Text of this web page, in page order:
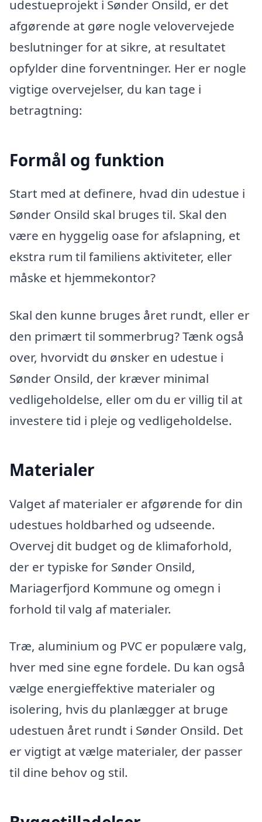
udestueprojekt i Sønder Onsild, er det
afgørende at gøre nogle velovervejede
beslutninger for at sikre, at resultatet
opfylder dine forventninger. Her er nogle
vigtige overvejelser, du kan tage i
betragtning:
Formål og funktion
Start med at definere, hvad din udestue i
Sønder Onsild skal bruges til. Skal den
være en hyggelig oase for afslapning, et
ekstra rum til familiens aktiviteter, eller
måske et hjemmekontor?
Skal den kunne bruges året rundt, eller er
den primært til sommerbrug? Tænk også
over, hvorvidt du ønsker en udestue i
Sønder Onsild, der kræver minimal
vedligeholdelse, eller om du er villig til at
investere tid i pleje og vedligeholdelse.
Materialer
Valget af materialer er afgørende for din
udestues holdbarhed og udseende.
Overvej dit budget og de klimaforhold,
der er typiske for Sønder Onsild,
Mariagerfjord Kommune og omegn i
forhold til valg af materialer.
Træ, aluminium og PVC er populære valg,
hver med sine egne fordele. Du kan også
vælge energieffektive materialer og
isolering, hvis du planlægger at bruge
udestuen året rundt i Sønder Onsild. Det
er vigtigt at vælge materialer, der passer
til dine behov og stil.